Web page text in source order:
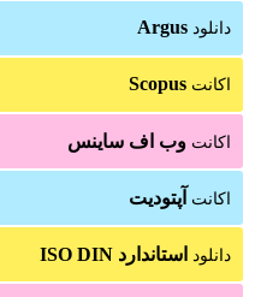
دانلود Argus
اکانت Scopus
اکانت وب اف ساینس
اکانت آپتودیت
دانلود استاندارد ISO DIN